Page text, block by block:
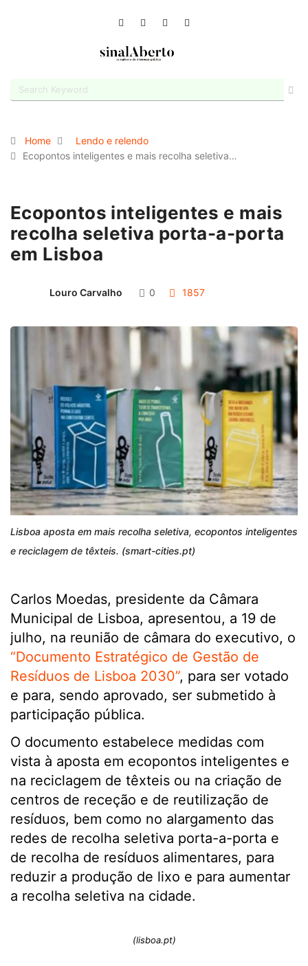
Home
Lendo e relendo
Ecopontos inteligentes e mais recolha seletiva…
Ecopontos inteligentes e mais
recolha seletiva porta-a-porta
em Lisboa
Louro Carvalho 0 1857
Lisboa aposta em mais recolha seletiva, ecopontos inteligentes
e reciclagem de têxteis. (smart-cities.pt)
Carlos Moedas, presidente da Câmara
Municipal de Lisboa, apresentou, a 19 de
julho, na reunião de câmara do executivo, o
“Documento Estratégico de Gestão de
Resíduos de Lisboa 2030”, para ser votado
e para, sendo aprovado, ser submetido à
participação pública.
O documento estabelece medidas com
vista à aposta em ecopontos inteligentes e
na reciclagem de têxteis ou na criação de
centros de receção e de reutilização de
resíduos, bem como no alargamento das
redes de recolha seletiva porta-a-porta e
de recolha de resíduos alimentares, para
reduzir a produção de lixo e para aumentar
a recolha seletiva na cidade.
(lisboa.pt)